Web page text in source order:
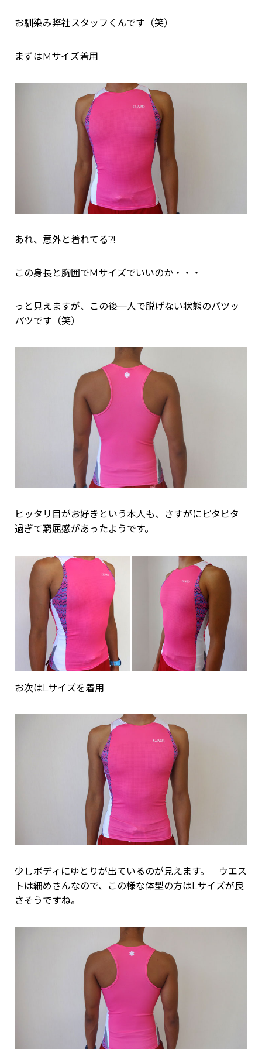
お馴染み弊社スタッフくんです（笑）
まずはMサイズ着用
あれ、意外と着れてる?!
この身長と胸囲でMサイズでいいのか・・・
っと見えますが、この後一人で脱げない状態のパツッ
パツです（笑）
ピッタリ目がお好きという本人も、さすがにピタピタ
過ぎて窮屈感があったようです。
お次はLサイズを着用
少しボディにゆとりが出ているのが見えます。 ウエス
トは細めさんなので、この様な体型の方はLサイズが良
さそうですね。